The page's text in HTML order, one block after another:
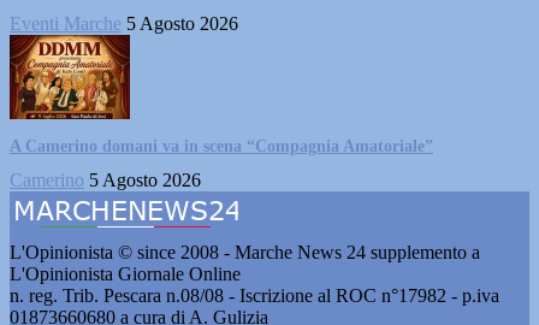
Eventi Marche 5 Agosto 2026
A Camerino domani va in scena “Compagnia Amatoriale”
Camerino 5 Agosto 2026
L'Opinionista © since 2008 - Marche News 24 supplemento a
L'Opinionista Giornale Online
n. reg. Trib. Pescara n.08/08 - Iscrizione al ROC n°17982 - p.iva
01873660680 a cura di A. Gulizia